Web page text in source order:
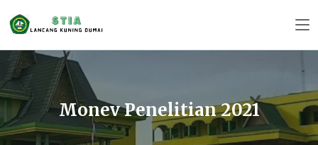
Monev Penelitian 2021